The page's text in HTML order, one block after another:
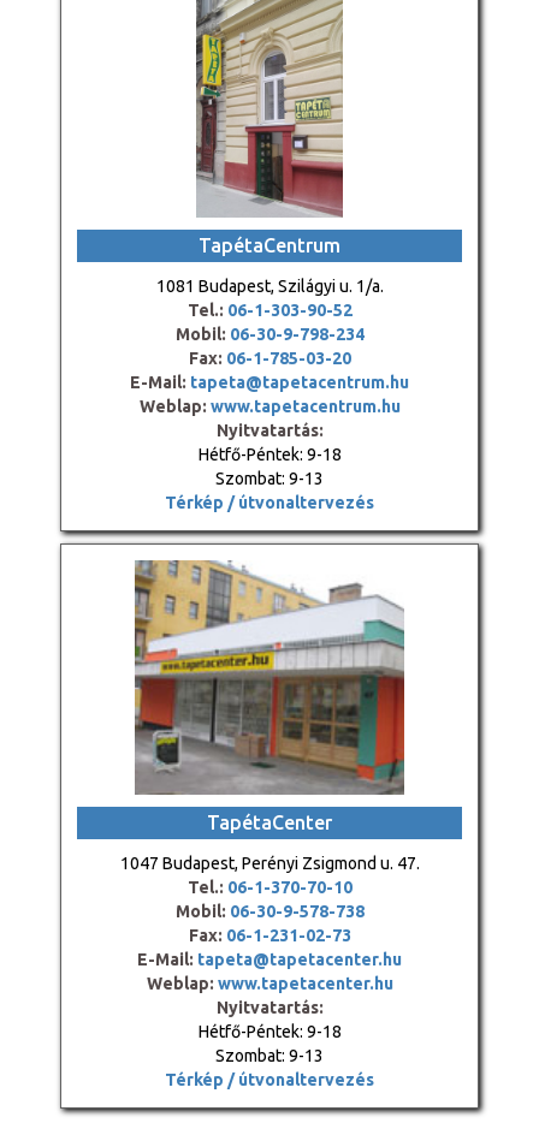
TapétaCentrum
1081 Budapest, Szilágyi u. 1/a.
Tel.: 06-1-303-90-52
Mobil: 06-30-9-798-234
Fax: 06-1-785-03-20
E-Mail: tapeta@tapetacentrum.hu
Weblap: www.tapetacentrum.hu
Nyitvatartás:
Hétfő-Péntek: 9-18
Szombat: 9-13
Térkép / útvonaltervezés
TapétaCenter
1047 Budapest, Perényi Zsigmond u. 47.
Tel.: 06-1-370-70-10
Mobil: 06-30-9-578-738
Fax: 06-1-231-02-73
E-Mail: tapeta@tapetacenter.hu
Weblap: www.tapetacenter.hu
Nyitvatartás:
Hétfő-Péntek: 9-18
Szombat: 9-13
Térkép / útvonaltervezés